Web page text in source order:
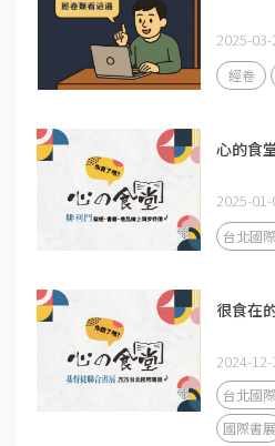
2025-
經卷
心的食
2025-01-
台北國
很食在
2024-12-
台北國
國際書展